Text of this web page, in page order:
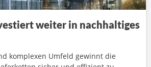
weiter in nachhaltiges
komplexen Umfeld gewinnt die